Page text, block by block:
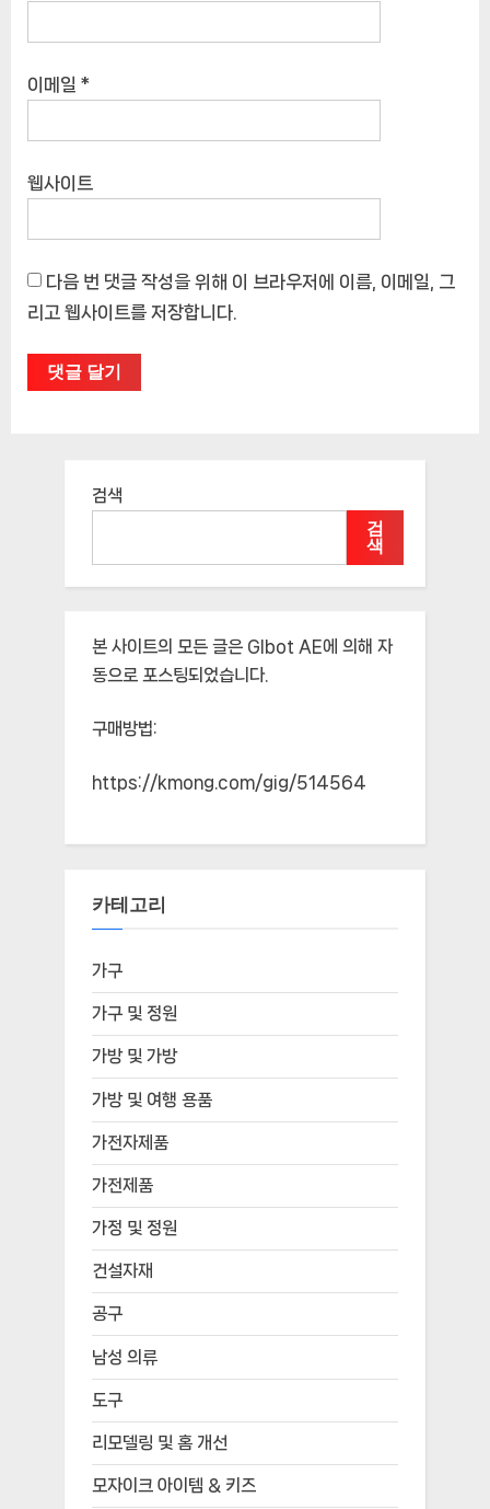
이메일 *
웹사이트
다음 번 댓글 작성을 위해 이 브라우저에 이름, 이메일, 그
리고 웹사이트를 저장합니다.
검색
검
색
본 사이트의 모든 글은 Glbot AE에 의해 자
동으로 포스팅되었습니다.
구매방법:
https://kmong.com/gig/514564
카테고리
가구
가구 및 정원
가방 및 가방
가방 및 여행 용품
가전자제품
가전제품
가정 및 정원
건설자재
공구
남성 의류
도구
리모델링 및 홈 개선
모자이크 아이템 & 키즈